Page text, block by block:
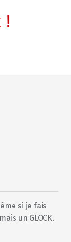
!
si je fais
un GLOCK.